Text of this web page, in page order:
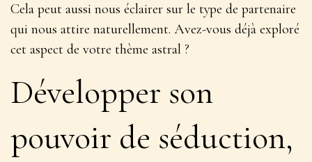
Cela peut aussi nous éclairer sur le type de partenaire
qui nous attire naturellement. Avez-vous déjà exploré
cet aspect de votre thème astral ?
Développer son
pouvoir de séduction,